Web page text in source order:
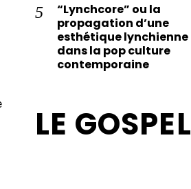
“Lynchcore” ou la
propagation d’une
esthétique lynchienne
dans la pop culture
contemporaine
LE GOSPEL